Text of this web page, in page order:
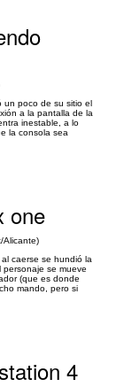
un poco de su sitio el
a la pantalla de la
inestable, a lo
la consola sea
one
Alicante)
caerse se hundió la
se mueve
(que es donde
mando, pero si
4